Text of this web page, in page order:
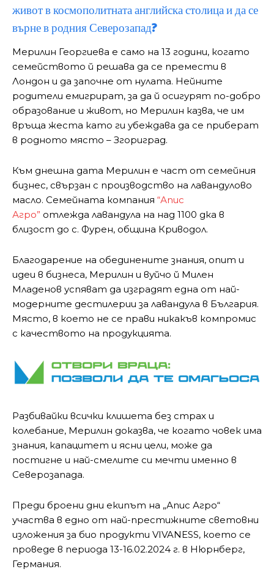
живот в космополитната английска столица и да се
върне в родния Северозапад?
Мерилин Георгиева е само на 13 години, когато
семейството й решава да се премести в
Лондон и да започне от нулата. Нейните
родители емигрират, за да й осигурят по-добро
образование и живот, но Мерилин казва, че им
връща жеста като ги убеждава да се приберат
в родното място – Згориград.
Към днешна дата Мерилин е част от семейния
бизнес, свързан с производство на лавандулово
масло. Семейната компания “Апис
Агро” отлежда лавандула на над 1100 дка в
близост до с. Фурен, община Криводол.
Благодарение на обединените знания, опит и
идеи в бизнеса, Мерилин и вуйчо й Милен
Младенов успяват да изградят една от най-
модерните дестилерии за лавандула в България.
Място, в което не се прави никакъв компромис
с качеството на продукцията.
Разбивайки всички клишета без страх и
колебание, Мерилин доказва, че когато човек има
знания, капацитет и ясни цели, може да
постигне и най-смелите си мечти именно в
Северозапада.
Преди броени дни екипът на „Апис Агро“
участва в едно от най-престижните световни
изложения за био продукти VIVANESS, което се
проведе в периода 13-16.02.2024 г. в Нюрнберг,
Германия.